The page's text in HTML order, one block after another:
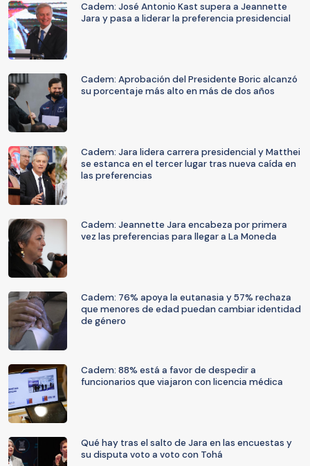
Cadem: José Antonio Kast supera a Jeannette
Jara y pasa a liderar la preferencia presidencial
Cadem: Aprobación del Presidente Boric alcanzó
su porcentaje más alto en más de dos años
Cadem: Jara lidera carrera presidencial y Matthei
se estanca en el tercer lugar tras nueva caída en
las preferencias
Cadem: Jeannette Jara encabeza por primera
vez las preferencias para llegar a La Moneda
Cadem: 76% apoya la eutanasia y 57% rechaza
que menores de edad puedan cambiar identidad
de género
Cadem: 88% está a favor de despedir a
funcionarios que viajaron con licencia médica
Qué hay tras el salto de Jara en las encuestas y
su disputa voto a voto con Tohá